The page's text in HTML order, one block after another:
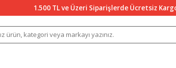
1.500 TL ve Üzeri Siparişlerde Ücretsiz